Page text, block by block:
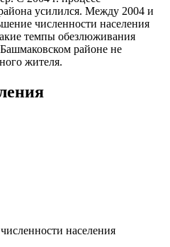
усилился. Между 2004 и
численности населения
темпы обезлюживания
Башмаковском районе не
жителя.
населения